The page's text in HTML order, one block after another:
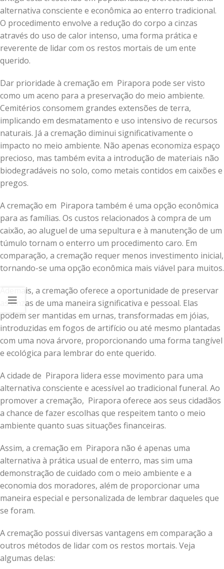
alternativa consciente e econômica ao enterro tradicional.
O procedimento envolve a redução do corpo a cinzas
através do uso de calor intenso, uma forma prática e
reverente de lidar com os restos mortais de um ente
querido.
Dar prioridade à cremação em Pirapora pode ser visto
como um aceno para a preservação do meio ambiente.
Cemitérios consomem grandes extensões de terra,
implicando em desmatamento e uso intensivo de recursos
naturais. Já a cremação diminui significativamente o
impacto no meio ambiente. Não apenas economiza espaço
precioso, mas também evita a introdução de materiais não
biodegradáveis no solo, como metais contidos em caixões e
pregos.
A cremação em Pirapora também é uma opção econômica
para as famílias. Os custos relacionados à compra de um
caixão, ao aluguel de uma sepultura e à manutenção de um
túmulo tornam o enterro um procedimento caro. Em
comparação, a cremação requer menos investimento inicial,
tornando-se uma opção econômica mais viável para muitos.
Ademais, a cremação oferece a oportunidade de preservar
as cinzas de uma maneira significativa e pessoal. Elas
podem ser mantidas em urnas, transformadas em jóias,
introduzidas em fogos de artifício ou até mesmo plantadas
com uma nova árvore, proporcionando uma forma tangível
e ecológica para lembrar do ente querido.
A cidade de Pirapora lidera esse movimento para uma
alternativa consciente e acessível ao tradicional funeral. Ao
promover a cremação, Pirapora oferece aos seus cidadãos
a chance de fazer escolhas que respeitem tanto o meio
ambiente quanto suas situações financeiras.
Assim, a cremação em Pirapora não é apenas uma
alternativa à prática usual de enterro, mas sim uma
demonstração de cuidado com o meio ambiente e a
economia dos moradores, além de proporcionar uma
maneira especial e personalizada de lembrar daqueles que
se foram.
A cremação possui diversas vantagens em comparação a
outros métodos de lidar com os restos mortais. Veja
algumas delas: